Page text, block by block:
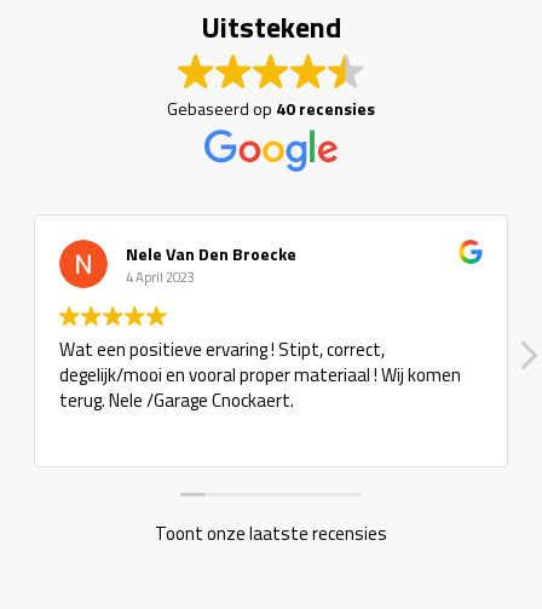
Uitstekend
Gebaseerd op 40 recensies
Nele Van Den Broecke
4 April 2023
Wat een positieve ervaring ! Stipt, correct,
degelijk/mooi en vooral proper materiaal ! Wij komen
terug. Nele /Garage Cnockaert.
Toont onze laatste recensies